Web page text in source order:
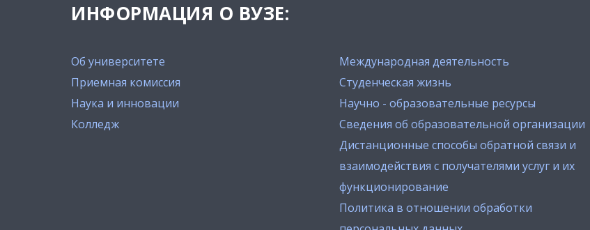
ИНФОРМАЦИЯ О ВУЗЕ:
Об университете
Приемная комиссия
Наука и инновации
Колледж
Международная деятельность
Студенческая жизнь
Научно - образовательные ресурсы
Сведения об образовательной организации
Дистанционные способы обратной связи и
взаимодействия с получателями услуг и их
функционирование
Политика в отношении обработки